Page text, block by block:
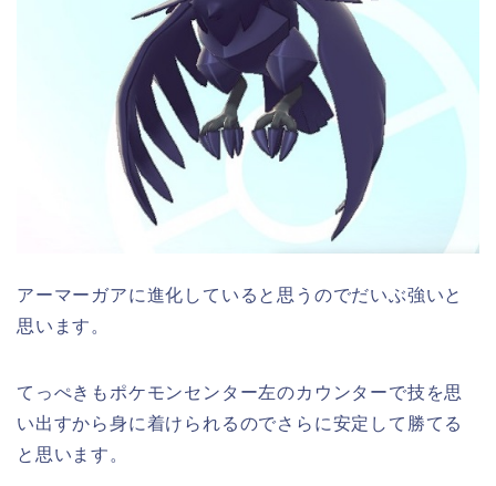
アーマーガアに進化していると思うのでだいぶ強いと
思います。
てっぺきもポケモンセンター左のカウンターで技を思
い出すから身に着けられるのでさらに安定して勝てる
と思います。